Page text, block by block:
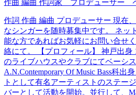
作曲 編曲 作詞家 プロデューサー
作詞 作曲 編曲 プロデューサー 現在
なシンガーを随時募集中です。 ネッ
能な方であればお気軽にお問い合せ
絡にて。 【プロフィール】 神戸出身
のライブハウスやクラブにてベーシ
A.N.Contemporary Of Music Bass科出
トとして有名アーティストのステー
バーとして活動を開始。並行して、